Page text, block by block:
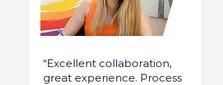
“Excellent collaboration,
great experience. Process